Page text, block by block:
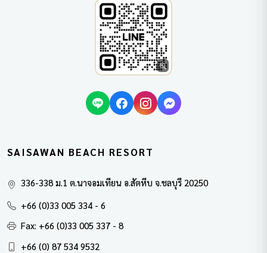
SAISAWAN BEACH RESORT
336-338 ม.1 ต.นาจอมเทียน อ.สัตหีบ จ.ชลบุรี 20250
+66 (0)33 005 334 - 6
Fax: +66 (0)33 005 337 - 8
+66 (0) 87 534 9532